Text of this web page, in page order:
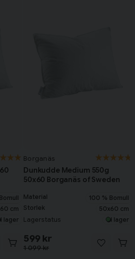
cm
I lager
Borganäs
Dunkudde Medium 550g
50x60 Borganäs of Sweden
Material
100 % Bomull
Storlek
50x60 cm
Lagerstatus I lager
1 099 kr
599 kr